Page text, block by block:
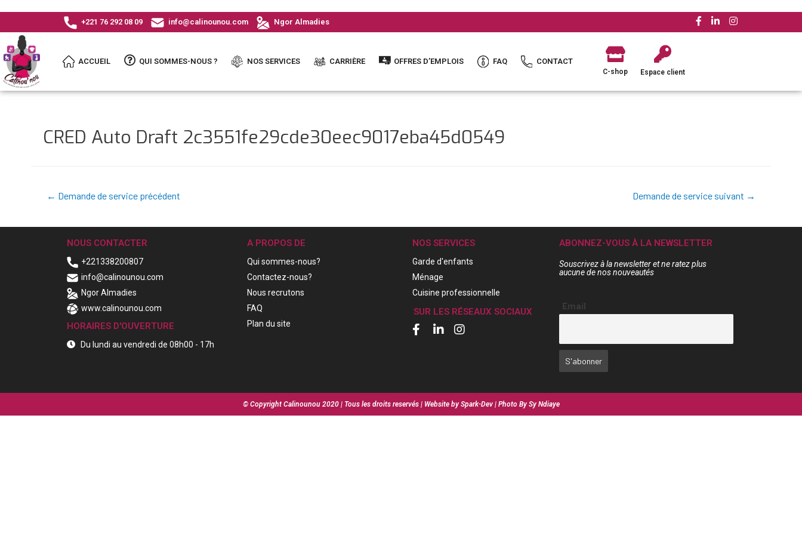
+221 76 292 08 09 info@calinounou.com Ngor Almadies
ACCUEIL QUI SOMMES-NOUS ? NOS SERVICES CARRIÈRE OFFRES D’EMPLOIS FAQ CONTACT
C-shop Espace client
CRED Auto Draft 2c3551fe29cde30eec9017eba45d0549
← Demande de service précédent Demande de service suivant →
NOUS CONTACTER
+221338200807
info@calinounou.com
Ngor Almadies
www.calinounou.com
HORAIRES D'OUVERTURE
Du lundi au vendredi de 08h00 - 17h
A PROPOS DE
Qui sommes-nous?
Contactez-nous?
Nous recrutons
FAQ
Plan du site
NOS SERVICES
Garde d'enfants
Ménage
Cuisine professionnelle
SUR LES RÉSEAUX SOCIAUX
ABONNEZ-VOUS À LA NEWSLETTER
Souscrivez à la newsletter et ne ratez plus
aucune de nos nouveautés
Email
© Copyright Calinounou 2020 | Tous les droits reservés | Website by Spark-Dev | Photo By Sy Ndiaye